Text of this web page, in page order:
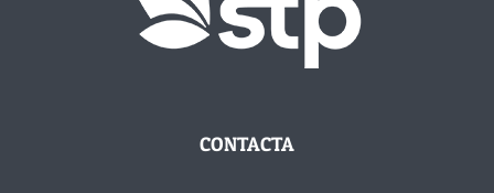
CONTACTA